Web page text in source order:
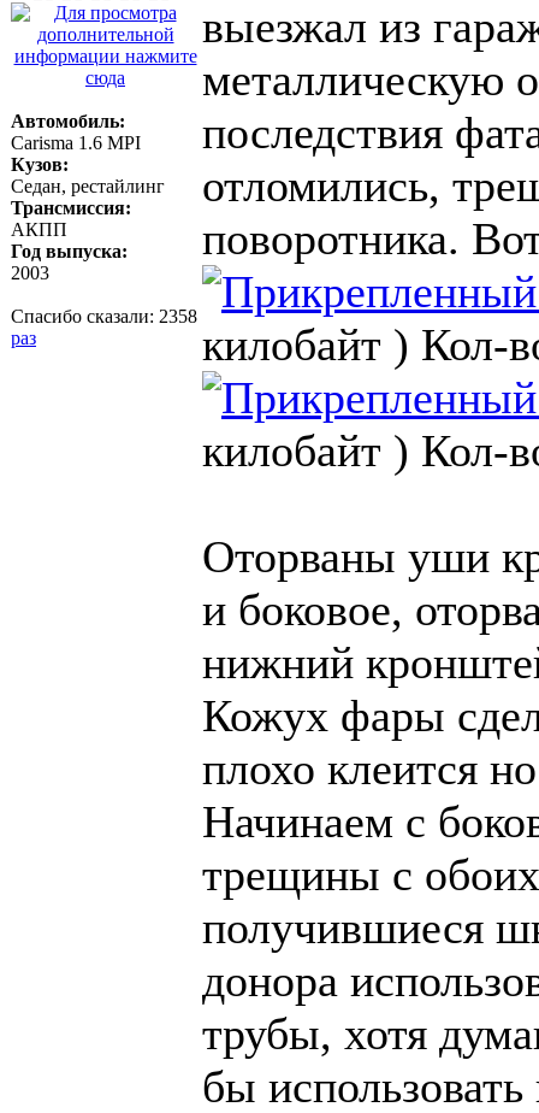
Автомобиль:
Carisma 1.6 MPI
Кузов:
Седан, рестайлинг
Трансмиссия:
АКПП
Год выпуска:
2003
Спасибо сказали: 2358
раз
выезжал из
металлическую
последствия
отломились,
поворотника.
килобайт ) Кол-
килобайт ) Кол-
Оторваны уши
и боковое,
нижний
Кожух фары
плохо клеится
Начинаем с
трещины с
получившиеся
донора
трубы, хотя
бы